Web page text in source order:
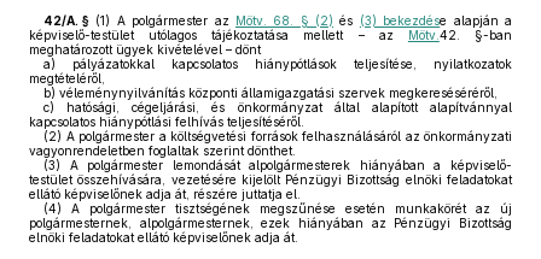
42/A. § (1) A polgármester az Mötv. 68. § (2) és (3) bekezdése alapján a
képviselő-testület utólagos tájékoztatása mellett – az Mötv. 42. §-ban
meghatározott ügyek kivételével – dönt
a) pályázatokkal kapcsolatos hiánypótlások teljesítése, nyilatkozatok
megtételéről,
b) véleménynyilvánítás központi államigazgatási szervek megkereséséréről,
c) hatósági, cégeljárási, és önkormányzat által alapított alapítvánnyal
kapcsolatos hiánypótlási felhívás teljesítéséről.
(2) A polgármester a költségvetési források felhasználásáról az önkormányzati
vagyonrendeletben foglaltak szerint dönthet.
(3) A polgármester lemondását alpolgármesterek hiányában a képviselő-
testület összehívására, vezetésére kijelölt Pénzügyi Bizottság elnöki feladatokat
ellátó képviselőnek adja át, részére juttatja el.
(4) A polgármester tisztségének megszűnése esetén munkakörét az új
polgármesternek, alpolgármesternek, ezek hiányában az Pénzügyi Bizottság
elnöki feladatokat ellátó képviselőnek adja át.